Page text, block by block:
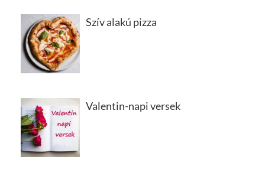
Szív alakú pizza
Valentin-napi versek